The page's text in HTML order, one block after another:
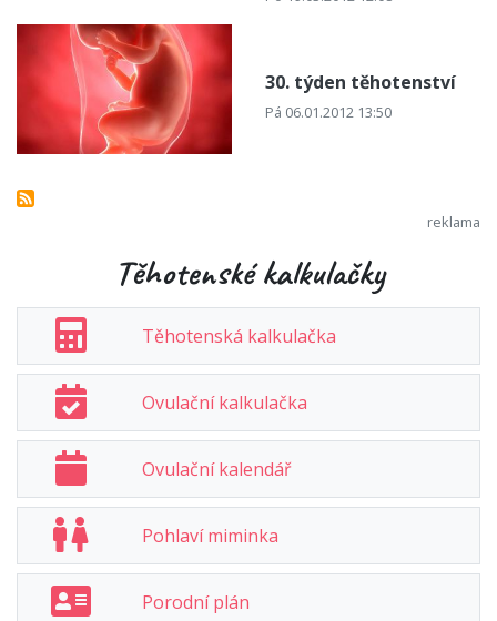
30. týden těhotenství
Pá 06.01.2012 13:50
Těhotenské kalkulačky
Těhotenská kalkulačka
Ovulační kalkulačka
Ovulační kalendář
Pohlaví miminka
Porodní plán